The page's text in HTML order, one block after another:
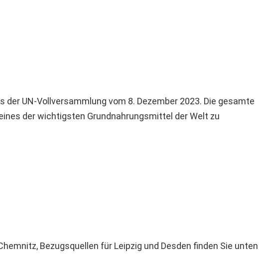
UN-Vollversammlung vom 8. Dezember 2023. Die gesamte
der wichtigsten Grundnahrungsmittel der Welt zu
Bezugsquellen für Leipzig und Desden finden Sie unten